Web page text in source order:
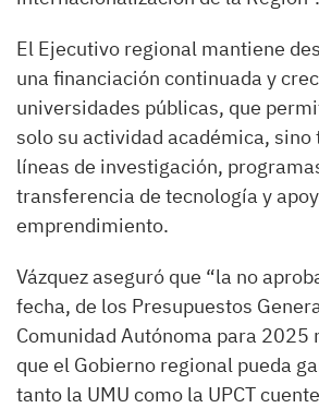
El Ejecutivo regional mantiene
una financiación continuada y
universidades públicas, que
solo su actividad académica, sino
líneas de investigación,
transferencia de tecnología y
emprendimiento.
Vázquez aseguró que “la no
fecha, de los Presupuestos
Comunidad Autónoma para 2025
que el Gobierno regional pueda
tanto la UMU como la UPCT